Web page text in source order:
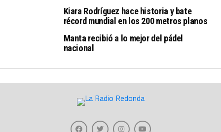
Kiara Rodríguez hace historia y bate
récord mundial en los 200 metros planos
Manta recibió a lo mejor del pádel
nacional